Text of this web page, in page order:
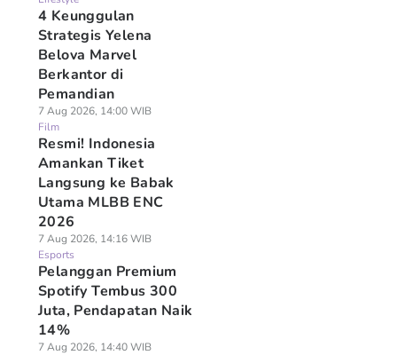
4 Keunggulan
Strategis Yelena
Belova Marvel
Berkantor di
Pemandian
7 Aug 2026, 14:00 WIB
Film
Resmi! Indonesia
Amankan Tiket
Langsung ke Babak
Utama MLBB ENC
2026
7 Aug 2026, 14:16 WIB
Esports
Pelanggan Premium
Spotify Tembus 300
Juta, Pendapatan Naik
14%
7 Aug 2026, 14:40 WIB